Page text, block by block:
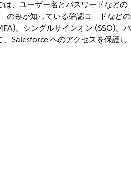
、ユーザー名とパスワードなどの
のみが知っている確認コードなどの
、シングルサインオン (SSO)、パ
Salesforce へのアクセスを保護し
グインのセキュリティを強化します。
グインできるようにします。
認する検証方法です。ユーザーは、ID を